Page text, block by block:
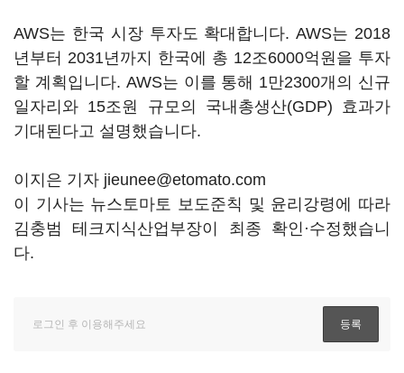
AWS는 한국 시장 투자도 확대합니다. AWS는 2018
년부터 2031년까지 한국에 총 12조6000억원을 투자
할 계획입니다. AWS는 이를 통해 1만2300개의 신규
일자리와 15조원 규모의 국내총생산(GDP) 효과가
기대된다고 설명했습니다.
이지은 기자 jieunee@etomato.com
이 기사는 뉴스토마토 보도준칙 및 윤리강령에 따라
김충범 테크지식산업부장이 최종 확인·수정했습니
다.